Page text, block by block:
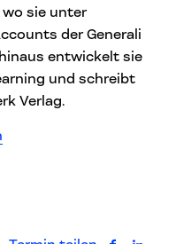
sie unter
der Generali
entwickelt sie
und schreibt
Verlag.